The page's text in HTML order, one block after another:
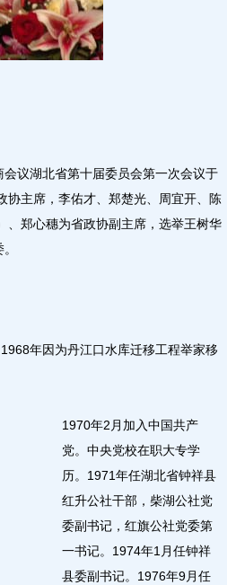
湖北省第十届委员会第一次会议于
协主席，李佑才、郑楚光、周宜开、陈
、郑心穗为省政协副主席，选举王树华
年因为丹江口水库迁移工程举家移
1970年2月加入中国共产
党。中央党校在职大专学
历。1971年任湖北省钟祥县
红升公社干部，柴湖公社党
委副书记，红旗公社党委第
一书记。1974年1月任钟祥
县委副书记。1976年9月任